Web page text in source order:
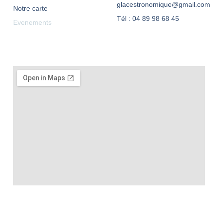
Notre carte
Evenements
glacestronomique@gmail.com
Tél : 04 89 98 68 45